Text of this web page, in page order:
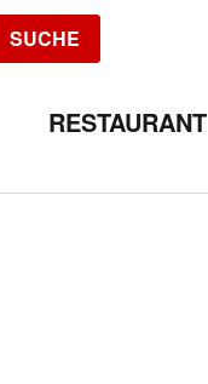
SUCHE
RESTAURANT